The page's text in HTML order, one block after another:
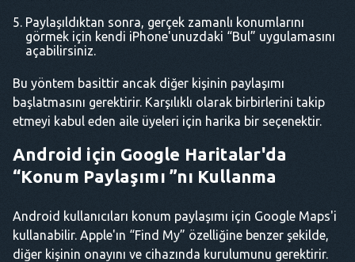
Paylaşıldıktan sonra, gerçek zamanlı konumlarını
görmek için kendi iPhone'unuzdaki “Bul” uygulamasını
açabilirsiniz.
Bu yöntem basittir ancak diğer kişinin paylaşımı
başlatmasını gerektirir. Karşılıklı olarak birbirlerini takip
etmeyi kabul eden aile üyeleri için harika bir seçenektir.
Android için Google Haritalar'da
“Konum Paylaşımı ”nı Kullanma
Android kullanıcıları konum paylaşımı için Google Maps'i
kullanabilir. Apple'ın “Find My” özelliğine benzer şekilde,
diğer kişinin onayını ve cihazında kurulumunu gerektirir.